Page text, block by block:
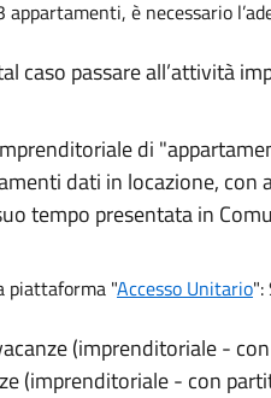
è necessario
caso passare all’attività
di
dati in locazione, con
tempo presentata in
piattaforma "Accesso Unitario":
(imprenditoriale -
(imprenditoriale - con